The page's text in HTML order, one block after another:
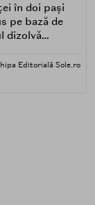
în doi pași
pe bază de
dizolvă
solubile în
Editorială Sole.ro